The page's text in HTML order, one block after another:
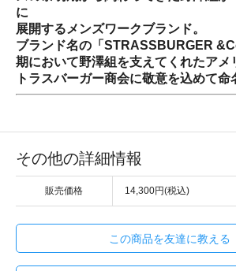
に
展開するメンズワークブランド。
ブランド名の「STRASSBURGER
期において野澤組を支えてくれたアメ
トラスバーガー商会に敬意を込めて命
その他の詳細情報
販売価格 14,300円(税込)
この商品を友達に教える